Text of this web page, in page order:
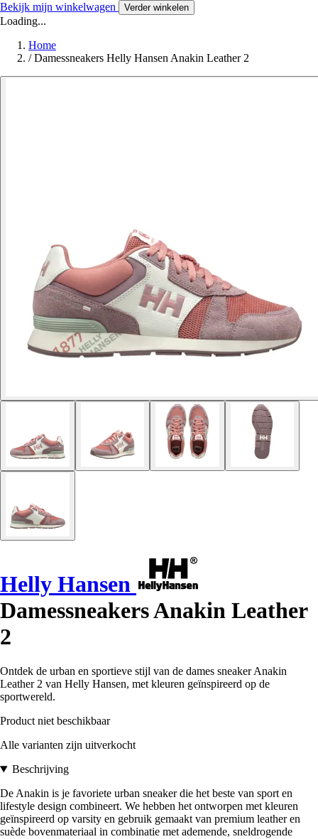
Bekijk mijn winkelwagen Verder winkelen
Loading...
Home
/ Damessneakers Helly Hansen Anakin Leather 2
Helly Hansen
Damessneakers Anakin Leather
2
Ontdek de urban en sportieve stijl van de dames sneaker Anakin
Leather 2 van Helly Hansen, met kleuren geïnspireerd op de
sportwereld.
Product niet beschikbaar
Alle varianten zijn uitverkocht
Beschrijving
De Anakin is je favoriete urban sneaker die het beste van sport en
lifestyle design combineert. We hebben het ontworpen met kleuren
geïnspireerd op varsity en gebruik gemaakt van premium leather en
suède bovenmateriaal in combinatie met ademende, sneldrogende